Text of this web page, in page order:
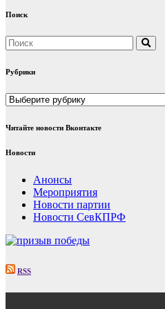
Поиск
Рубрики
Рубрики
Читайте новости Вконтакте
Новости
Анонсы
Мероприятия
Новости партии
Новости СевКПРФ
RSS